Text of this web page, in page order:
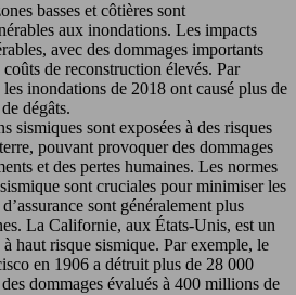
basses et côtières sont
aux inondations. Les impacts
avec des dommages importants
de reconstruction élevés. Par
inondations de 2018 ont causé plus de
dégâts.
sismiques sont exposées à des risques
pouvant provoquer des dommages
et des pertes humaines. Les normes
sont cruciales pour minimiser les
sont généralement plus
La Californie, aux États-Unis, est un
haut risque sismique. Par exemple, le
en 1906 a détruit plus de 28 000
dommages évalués à 400 millions de